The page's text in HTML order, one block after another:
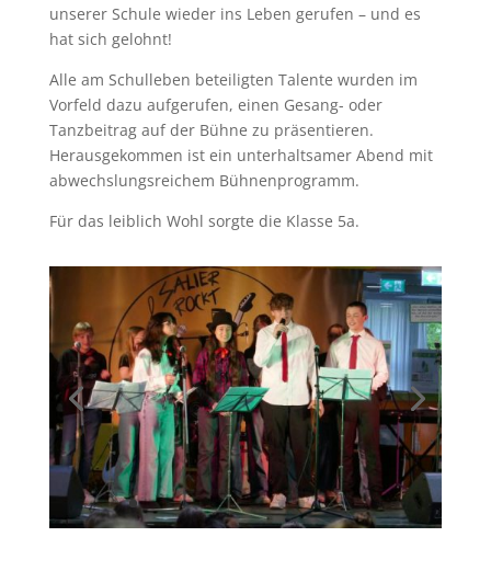
unserer Schule wieder ins Leben gerufen – und es
hat sich gelohnt!
Alle am Schulleben beteiligten Talente wurden im
Vorfeld dazu aufgerufen, einen Gesang- oder
Tanzbeitrag auf der Bühne zu präsentieren.
Herausgekommen ist ein unterhaltsamer Abend mit
abwechslungsreichem Bühnenprogramm.
Für das leiblich Wohl sorgte die Klasse 5a.